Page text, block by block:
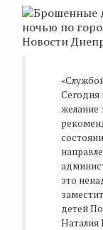
Сегодня
желание
это
детей
Наталия